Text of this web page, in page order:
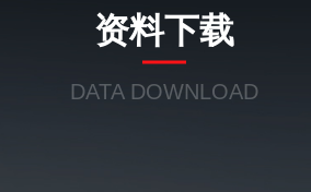
资料下载
DATA DOWNLOAD